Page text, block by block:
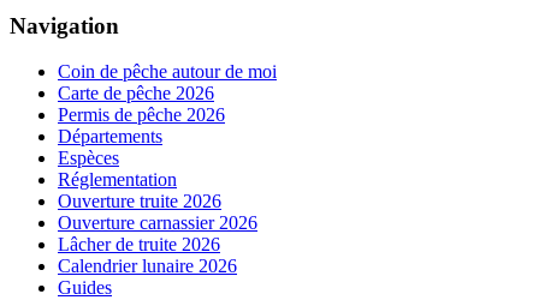
Navigation
Coin de pêche autour de moi
Carte de pêche 2026
Permis de pêche 2026
Départements
Espèces
Réglementation
Ouverture truite 2026
Ouverture carnassier 2026
Lâcher de truite 2026
Calendrier lunaire 2026
Guides